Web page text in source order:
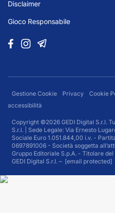
Disclaimer
Gioco Responsabile
Gestione Cookie Privacy Cookie
accessibilità
Copyright ©2026 GEDI Digital S.r.l.
S.r.l. | Sede Legale: Via Ernesto
Sociale Euro 1.051.844,00 i.v. -
0697891006 - Società soggetta
Gruppo Editoriale S.p.A. - Titolare
GEDI Digital S.r.l. – [email protected]